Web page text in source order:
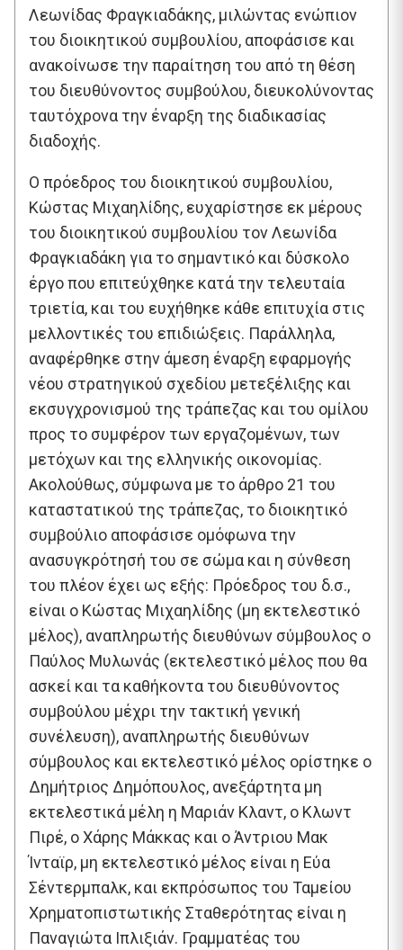
Λεωνίδας Φραγκιαδάκης, μιλώντας ενώπιον
του διοικητικού συμβουλίου, αποφάσισε και
ανακοίνωσε την παραίτηση του από τη θέση
του διευθύνοντος συμβούλου, διευκολύνοντας
ταυτόχρονα την έναρξη της διαδικασίας
διαδοχής.
Ο πρόεδρος του διοικητικού συμβουλίου,
Κώστας Μιχαηλίδης, ευχαρίστησε εκ μέρους
του διοικητικού συμβουλίου τον Λεωνίδα
Φραγκιαδάκη για το σημαντικό και δύσκολο
έργο που επιτεύχθηκε κατά την τελευταία
τριετία, και του ευχήθηκε κάθε επιτυχία στις
μελλοντικές του επιδιώξεις. Παράλληλα,
αναφέρθηκε στην άμεση έναρξη εφαρμογής
νέου στρατηγικού σχεδίου μετεξέλιξης και
εκσυγχρονισμού της τράπεζας και του ομίλου
προς το συμφέρον των εργαζομένων, των
μετόχων και της ελληνικής οικονομίας.
Ακολούθως, σύμφωνα με το άρθρο 21 του
καταστατικού της τράπεζας, το διοικητικό
συμβούλιο αποφάσισε ομόφωνα την
ανασυγκρότησή του σε σώμα και η σύνθεση
του πλέον έχει ως εξής: Πρόεδρος του δ.σ.,
είναι ο Κώστας Μιχαηλίδης (μη εκτελεστικό
μέλος), αναπληρωτής διευθύνων σύμβουλος ο
Παύλος Μυλωνάς (εκτελεστικό μέλος που θα
ασκεί και τα καθήκοντα του διευθύνοντος
συμβούλου μέχρι την τακτική γενική
συνέλευση), αναπληρωτής διευθύνων
σύμβουλος και εκτελεστικό μέλος ορίστηκε ο
Δημήτριος Δημόπουλος, ανεξάρτητα μη
εκτελεστικά μέλη η Μαριάν Κλαντ, ο Κλωντ
Πιρέ, ο Χάρης Μάκκας και ο Άντριου Μακ
Ίνταϊρ, μη εκτελεστικό μέλος είναι η Εύα
Σέντερμπαλκ, και εκπρόσωπος του Ταμείου
Χρηματοπιστωτικής Σταθερότητας είναι η
Παναγιώτα Ιπλιξιάν. Γραμματέας του